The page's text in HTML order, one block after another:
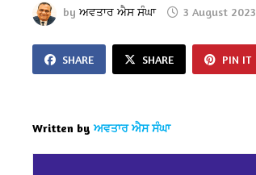
byਅਵਤਾਰ ਐਸ ਸੰਘਾ 3 August 2023
SHARE SHARE PIN IT
Written by ਅਵਤਾਰ ਐਸ ਸੰਘਾ